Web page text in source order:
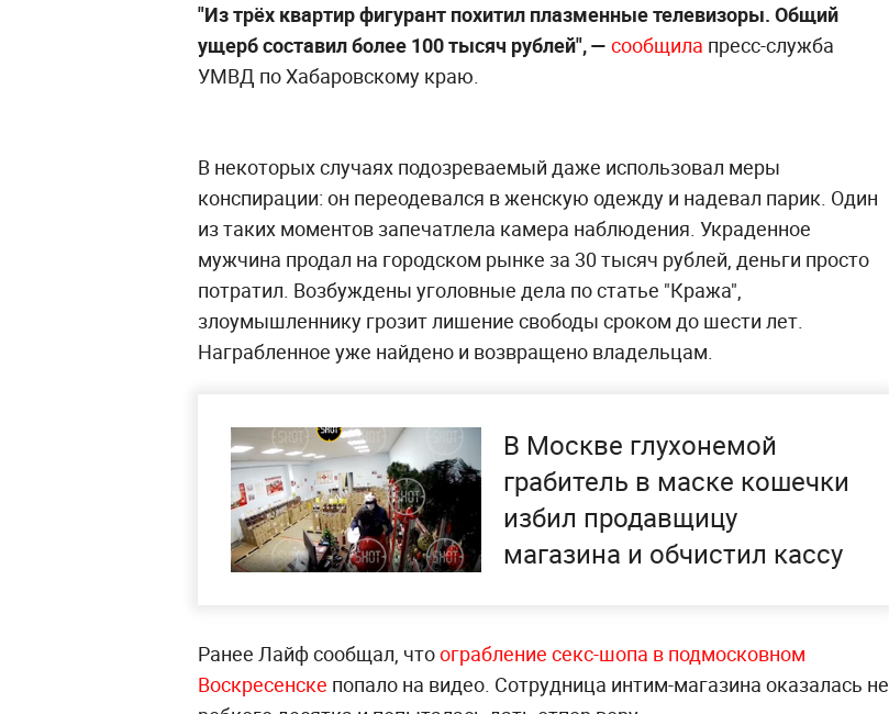
"Из трёх квартир фигурант похитил плазменные телевизоры. Общий
ущерб составил более 100 тысяч рублей", — сообщила пресс-служба
УМВД по Хабаровскому краю.
В некоторых случаях подозреваемый даже использовал меры
конспирации: он переодевался в женскую одежду и надевал парик. Один
из таких моментов запечатлела камера наблюдения. Украденное
мужчина продал на городском рынке за 30 тысяч рублей, деньги просто
потратил. Возбуждены уголовные дела по статье "Кража",
злоумышленнику грозит лишение свободы сроком до шести лет.
Награбленное уже найдено и возвращено владельцам.
В Москве глухонемой
грабитель в маске кошечки
избил продавщицу
магазина и обчистил кассу
Ранее Лайф сообщал, чтоограбление секс-шопа в подмосковном
Воскресенске попало на видео. Сотрудница интим-магазина оказалась не